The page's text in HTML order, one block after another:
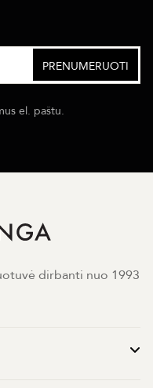
el. paštu.
dirbanti nuo 1993